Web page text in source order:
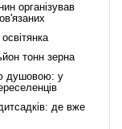
організував
тонн зерна
душовою: у
де вже